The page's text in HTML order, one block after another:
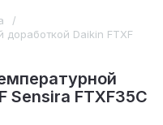
/
доработкой Daikin FTXF
Sensira FTXF35C